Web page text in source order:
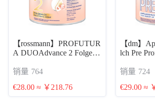
【rossmann】PROFUTUR
A DUOAdvance 2 Folgemi
他美白金2段 800g 6个月
后续奶
销量 764
€28.00 ≈ ￥218.76
【dm】
lch Pre
爱他美白金
6个月 母
销量 724
€29.00 ≈